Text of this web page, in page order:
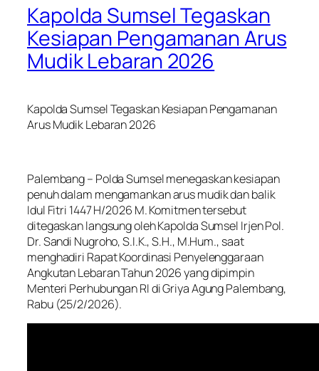
Kapolda Sumsel Tegaskan
Kesiapan Pengamanan Arus
Mudik Lebaran 2026
Kapolda Sumsel Tegaskan Kesiapan Pengamanan
Arus Mudik Lebaran 2026
Palembang – Polda Sumsel menegaskan kesiapan
penuh dalam mengamankan arus mudik dan balik
Idul Fitri 1447 H/2026 M. Komitmen tersebut
ditegaskan langsung oleh Kapolda Sumsel Irjen Pol.
Dr. Sandi Nugroho, S.I.K., S.H., M.Hum., saat
menghadiri Rapat Koordinasi Penyelenggaraan
Angkutan Lebaran Tahun 2026 yang dipimpin
Menteri Perhubungan RI di Griya Agung Palembang,
Rabu (25/2/2026).